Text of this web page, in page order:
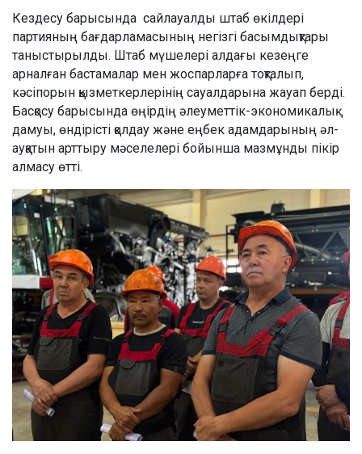
Кездесу барысында сайлауалды штаб өкілдері
партияның бағдарламасының негізгі басымдықтары
таныстырылды. Штаб мүшелері алдағы кезеңге
арналған бастамалар мен жоспарларға тоқталып,
кәсіпорын қызметкерлерінің сауалдарына жауап берді.
Басқосу барысында өңірдің әлеуметтік-экономикалық
дамуы, өндірісті қолдау және еңбек адамдарының әл-
ауқатын арттыру мәселелері бойынша мазмұнды пікір
алмасу өтті.